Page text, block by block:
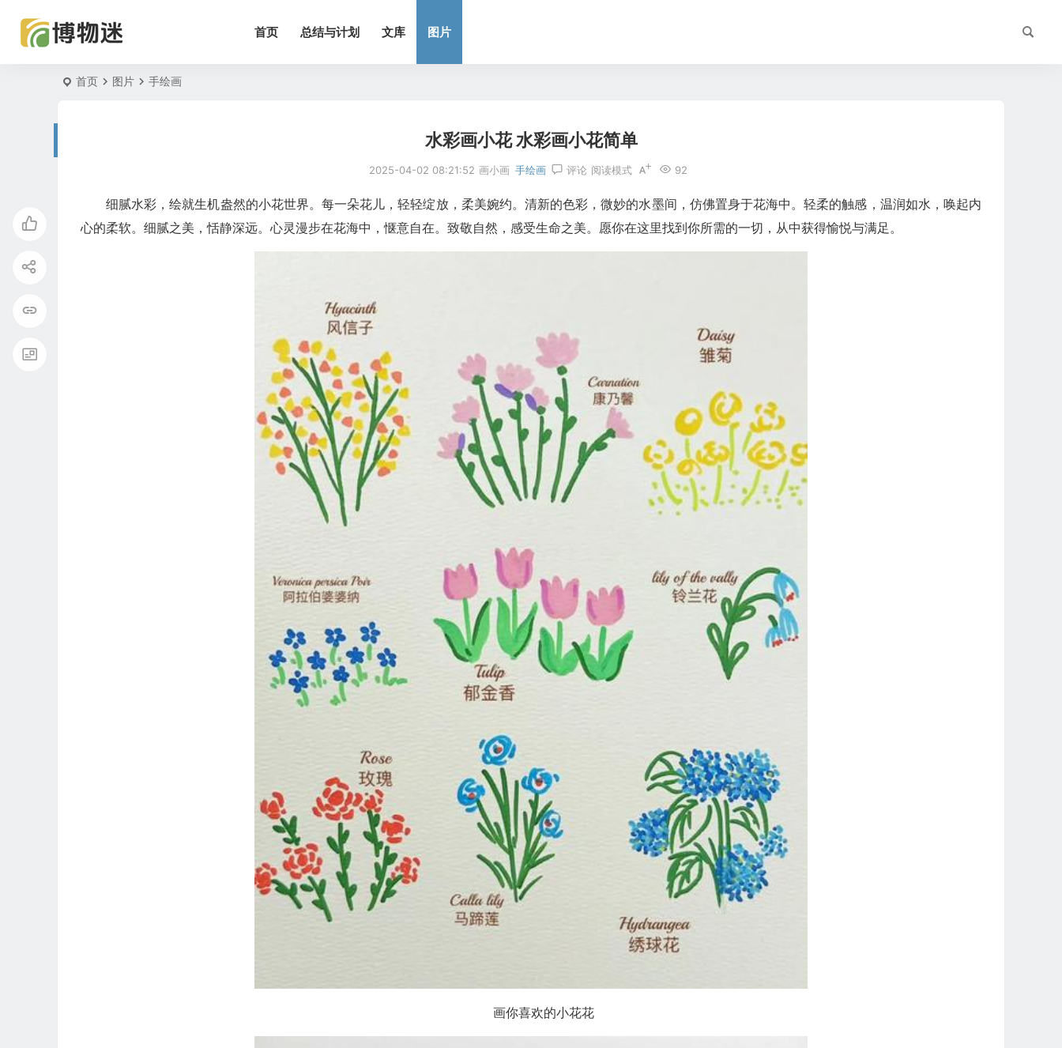
首页 总结与计划 文库 图片
首页 图片 手绘画
水彩画小花 水彩画小花简单
2025-04-02 08:21:52 画小画 手绘画 评论 92
阅读模式
细腻水彩，绘就生机盎然的小花世界。每一朵花儿，轻轻绽放，柔美婉约。清新的色彩，微妙的水墨间，仿佛置身于花海中。轻柔的触感，温润如水，唤起内
心的柔软。细腻之美，恬静深远。心灵漫步在花海中，惬意自在。致敬自然，感受生命之美。愿你在这里找到你所需的一切，从中获得愉悦与满足。
画你喜欢的小花花